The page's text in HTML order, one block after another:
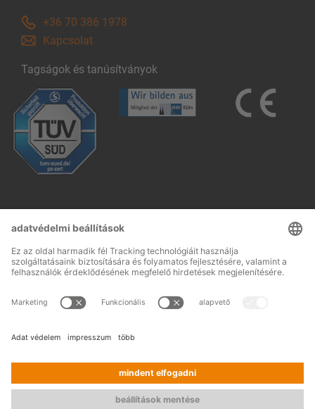
+36 70 386 1978
Kapcsolat
Tagságok és tanúsítványok
Terms and conditions of assembly
Adatvédelem
Elérhetőség
Sajtó
OHRA